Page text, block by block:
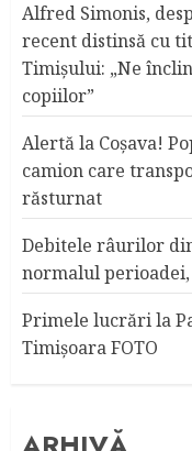
Alfred Simonis,
recent distinsă cu
Timişului: „Ne
copiilor”
Alertă la Coşava!
camion care
răsturnat
Debitele râurilor
normalul perioadei,
Primele lucrări la
Timişoara FOTO